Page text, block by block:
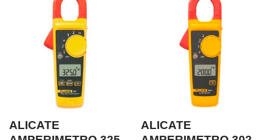
ALICATE
ALICATE